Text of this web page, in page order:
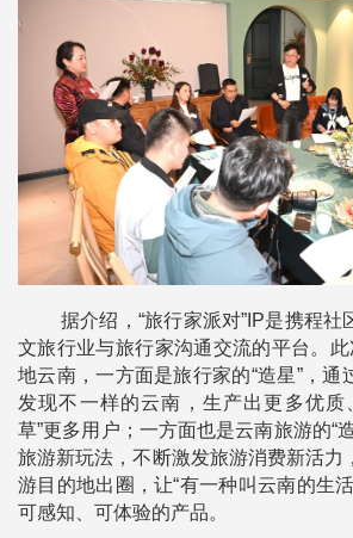
据介绍，“旅行家派对”IP是携程社
文旅行业与旅行家沟通交流的平台。此
地云南，一方面是旅行家的“造星”，通
发现不一样的云南，生产出更多优质
草”更多用户；一方面也是云南旅游的“
旅游新玩法，不断激发旅游消费新活力
游目的地出圈，让“有一种叫云南的生
可感知、可体验的产品。